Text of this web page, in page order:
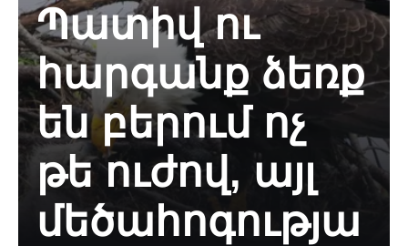
Պատիվ ու
հարգանք ձեռք
են բերում ոչ
թե ուժով, այլ
մեծահոգությա